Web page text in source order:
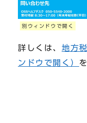
別ウィンドウで開く
詳しくは、 地方
ンドウで開く）